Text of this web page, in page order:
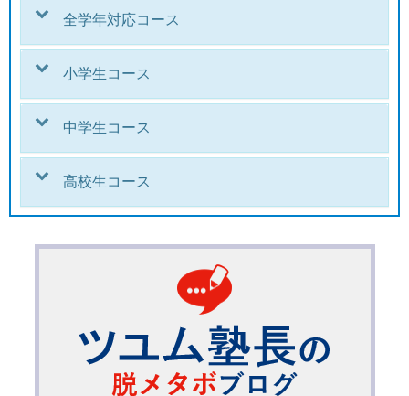
全学年対応コース
小学生コース
中学生コース
高校生コース